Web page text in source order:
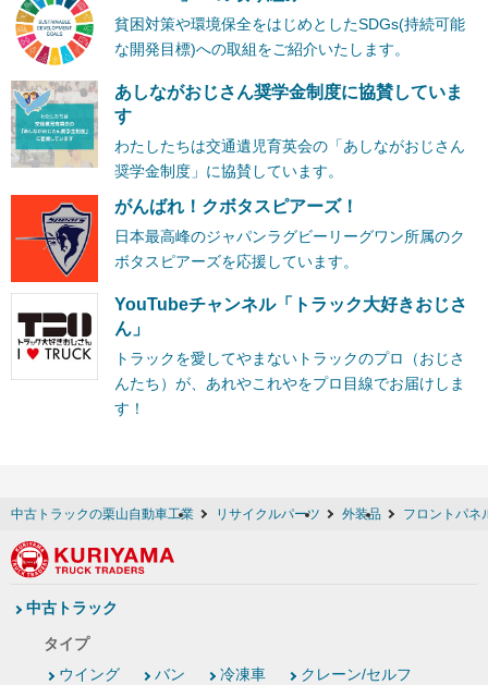
貧困対策や環境保全をはじめとしたSDGs(持続可能
な開発目標)への取組をご紹介いたします。
あしながおじさん奨学金制度に協賛していま
す
わたしたちは交通遺児育英会の「あしながおじさん
奨学金制度」に協賛しています。
がんばれ！クボタスピアーズ！
日本最高峰のジャパンラグビーリーグワン所属のク
ボタスピアーズを応援しています。
YouTubeチャンネル「トラック大好きおじさ
ん」
トラックを愛してやまないトラックのプロ（おじさ
んたち）が、あれやこれやをプロ目線でお届けしま
す！
中古トラックの栗山自動車工業 リサイクルパーツ 外装品 フロントパネ
中古トラック
タイプ
ウイング
バン 冷凍車
クレーン/セルフ